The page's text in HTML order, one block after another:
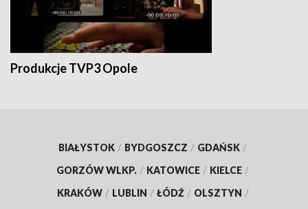
Produkcje TVP3 Opole
BIAŁYSTOK / BYDGOSZCZ / GDAŃSK /
GORZÓW WLKP. / KATOWICE / KIELCE /
KRAKÓW / LUBLIN / ŁÓDŹ / OLSZTYN /